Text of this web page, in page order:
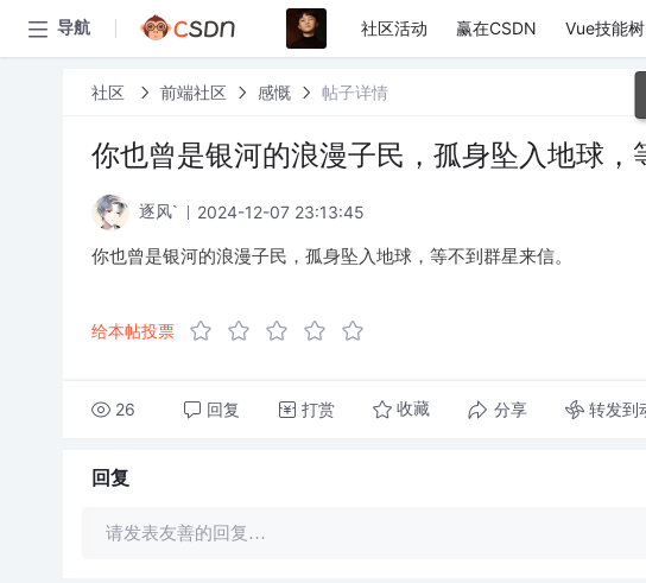
导航 社区活动 赢在CSDN Vue技能树
社区 前端社区 感慨 帖子详情
你也曾是银河的浪漫子民，孤身坠入地球，
逐风` 2024-12-07 23:13:45
你也曾是银河的浪漫子民，孤身坠入地球，等不到群星来信。
给本帖投票
26 回复 打赏 收藏 分享 转发到
回复
请发表友善的回复…